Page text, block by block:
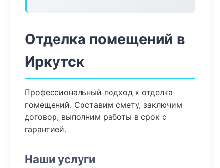
Отделка помещений в
Иркутск
Профессиональный подход к отделка
помещений. Составим смету, заключим
договор, выполним работы в срок с
гарантией.
Наши услуги